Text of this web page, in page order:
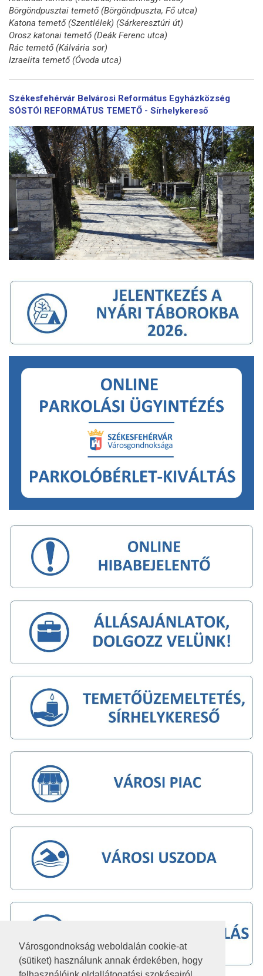
Városgondnokság weboldalán cookie-at
(sütiket) használunk annak érdekében, hogy
Börgöndpusztai temető (Börgöndpuszta, Fő utca)
Katona temető (Szentlélek) (Sárkeresztúri út)
Orosz katonai temető (Deák Ferenc utca)
Rác temető (Kálvária sor)
Izraelita temető (Óvoda utca)
Székesfehérvár Belvárosi Református Egyházközség
SÓSTÓI REFORMÁTUS TEMETŐ - Sírhelykereső